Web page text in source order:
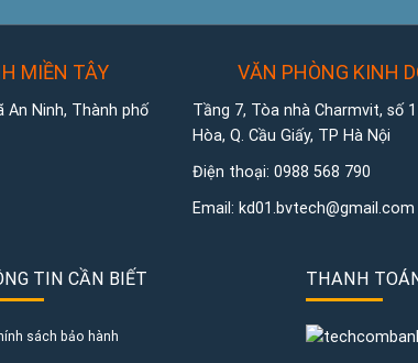
MIỀN TÂY
An Ninh, Thành phố
VĂN PHÒNG KINH
Tầng 7, Tòa nhà Charmvit, số
Hòa, Q. Cầu Giấy, TP Hà Nội
Điện thoại: 0988 568 790
Email: kd01.bvtech@gmail.com
TIN CẦN BIẾT
sách bảo hành
THANH